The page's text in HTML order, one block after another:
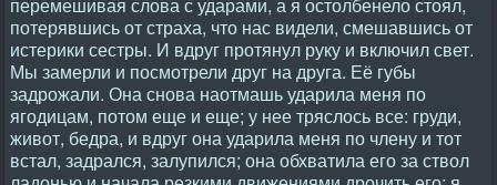
потерявшись от страха, что нас видели, смешавшись от
истерики сестры. И вдруг протянул руку и включил свет.
Мы замерли и посмотрели друг на друга. Её губы
задрожали. Она снова наотмашь ударила меня по
ягодицам, потом еще и еще; у нее тряслось все: груди,
живот, бедра, и вдруг она ударила меня по члену и тот
встал, задрался, залупился; она обхватила его за ствол